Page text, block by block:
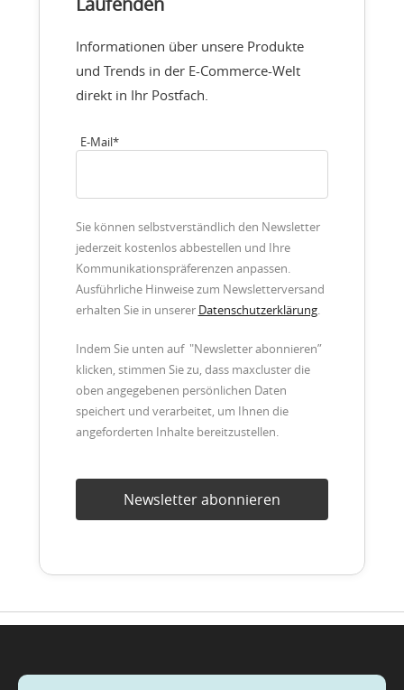
Informationen über unsere Produkte
und Trends in der E-Commerce-Welt
direkt in Ihr Postfach.
E-Mail*
Sie können selbstverständlich den Newsletter
jederzeit kostenlos abbestellen und Ihre
Kommunikationspräferenzen anpassen.
Ausführliche Hinweise zum Newsletterversand
erhalten Sie in unserer Datenschutzerklärung.
Indem Sie unten auf "Newsletter abonnieren”
klicken, stimmen Sie zu, dass maxcluster die
oben angegebenen persönlichen Daten
speichert und verarbeitet, um Ihnen die
angeforderten Inhalte bereitzustellen.